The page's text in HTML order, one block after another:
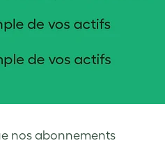
nos abonnements